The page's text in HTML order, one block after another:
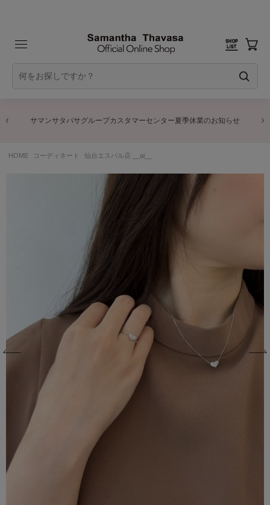
サマンサタバサグループカスタマーセンター夏季休業のお知らせ
HOME コーディネート 仙台エスパル店 __ai__